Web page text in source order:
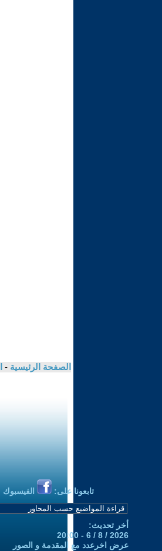
الصفحة الرئيسية -
تابعونا على: الفيسبوك
أخر تحديث:
2026 / 8 / 6 - 20:00
عرض اخرعدد مع المقدمة و الصور